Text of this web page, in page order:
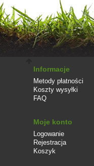
Informacje
Metody płatności
Koszty wysyłki
FAQ
Moje konto
Logowanie
Rejestracja
Koszyk